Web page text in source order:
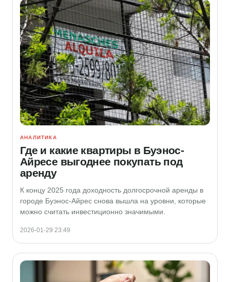
АНАЛИТИКА
Где и какие квартиры в Буэнос-
Айресе выгоднее покупать под
аренду
К концу 2025 года доходность долгосрочной аренды в
городе Буэнос-Айрес снова вышла на уровни, которые
можно считать инвестиционно значимыми.
2026-01-29 23:49